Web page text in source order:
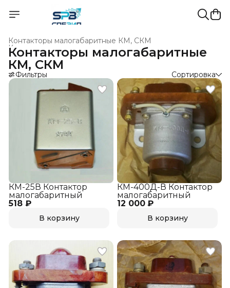
Контакторы малогабаритные КМ, СКМ
Контакторы, коммутационные реле ›
НИЗКОВОЛЬТНОЕ ОБОРУДОВАНИЕ ›
Главная ›
Контакторы малогабаритные
КМ, СКМ
Фильтры Сортировка
518 ₽
КМ-25В Контактор
малогабаритный
В корзину
12 000 ₽
КМ-400Д-В Контактор
малогабаритный
В корзину